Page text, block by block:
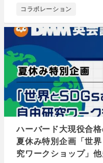
コラボレーション
ハーバード大現役合
夏休み特別企画「世
究ワークショップ」